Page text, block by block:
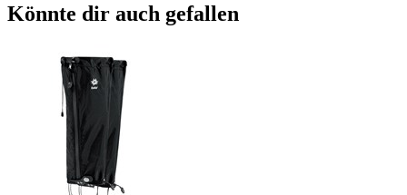
Könnte dir auch gefallen